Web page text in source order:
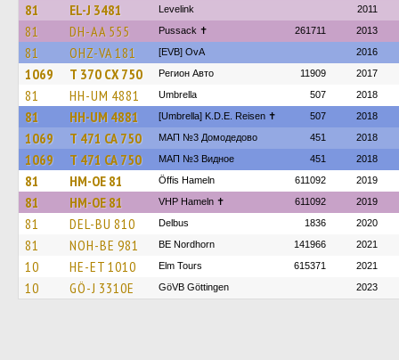
81 EL-J 3481 Levelink 2011
81 DH-AA 555 Pussack ✝ 261711 2013
81 OHZ-VA 181 [EVB] OvA 2016
1069 Т 370 СХ 750 Регион Авто 11909 2017
81 HH-UM 4881 Umbrella 507 2018
81 HH-UM 4881 [Umbrella] K.D.E. Reisen ✝︎ 507 2018
1069 Т 471 СА 750 МАП №3 Домодедово 451 2018
1069 Т 471 СА 750 МАП №3 Видное 451 2018
81 HM-OE 81 Öffis Hameln 611092 2019
81 HM-OE 81 VHP Hameln ✝ 611092 2019
81 DEL-BU 810 Delbus 1836 2020
81 NOH-BE 981 BE Nordhorn 141966 2021
10 HE-ET 1010 Elm Tours 615371 2021
10 GÖ-J 3310E GöVB Göttingen 2023